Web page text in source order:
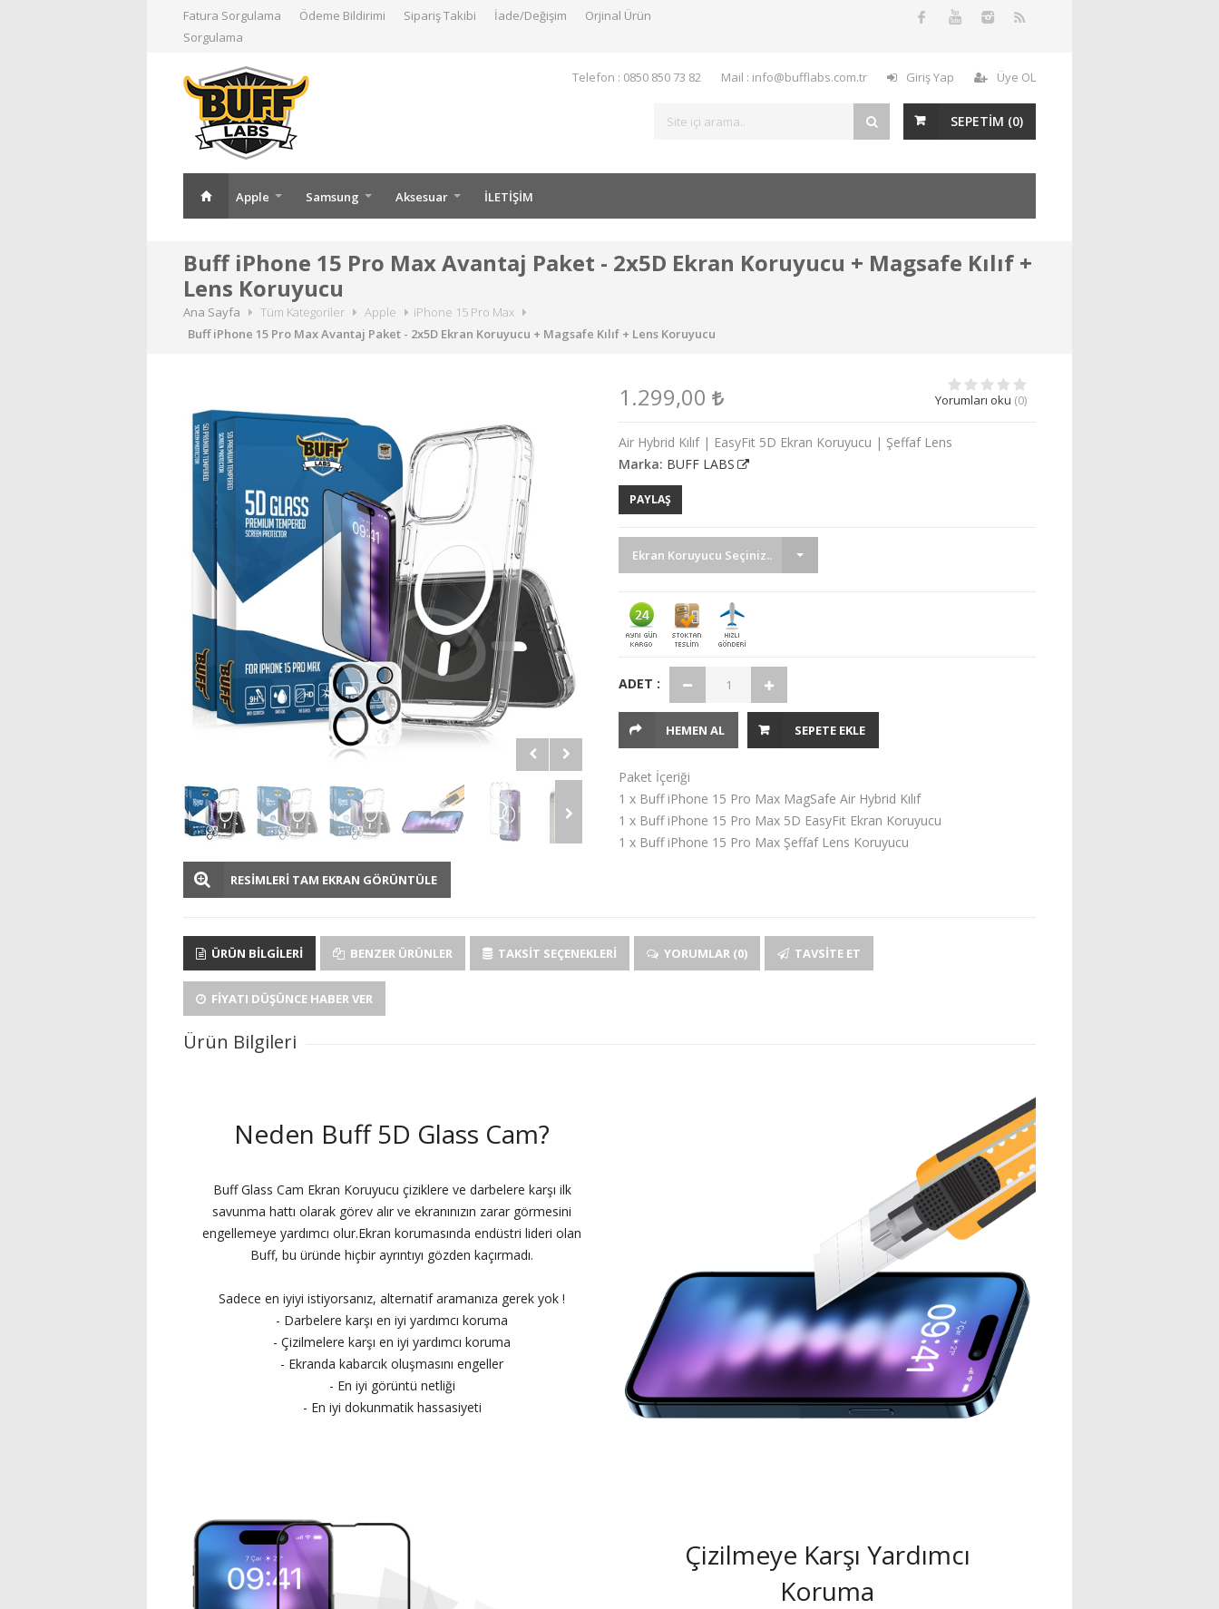
Fatura Sorgulama Ödeme Bildirimi Sipariş Takibi İade/Değişim
Orjinal Ürün
Sorgulama
Telefon : 0850 850 73 82 Mail : info@bufflabs.com.tr Giriş Yap Üye OL
SEPETİM (0)
Apple Samsung Aksesuar İLETİŞİM
Buff iPhone 15 Pro Max Avantaj Paket - 2x5D Ekran Koruyucu + Magsafe Kılıf +
Lens Koruyucu
Ana Sayfa Tüm Kategoriler Apple
iPhone 15 Pro Max
Buff iPhone 15 Pro Max Avantaj Paket - 2x5D Ekran Koruyucu + Magsafe Kılıf + Lens Koruyucu
RESİMLERİ TAM EKRAN GÖRÜNTÜLE
1.299,00 Yorumları oku (0)
Air Hybrid Kılıf | EasyFit 5D Ekran Koruyucu | Şeffaf Lens
Marka: BUFF LABS
PAYLAŞ
Ekran Koruyucu Seçiniz..
ADET :
HEMEN AL SEPETE EKLE
Paket İçeriği
1 x Buff iPhone 15 Pro Max MagSafe Air Hybrid Kılıf
1 x Buff iPhone 15 Pro Max 5D EasyFit Ekran Koruyucu
1 x Buff iPhone 15 Pro Max Şeffaf Lens Koruyucu
ÜRÜN BILGILERI BENZER ÜRÜNLER TAKSIT SEÇENEKLERI YORUMLAR (0) TAVSITE ET
FIYATI DÜŞÜNCE HABER VER
Ürün Bilgileri
Neden Buff 5D Glass Cam?
Buff Glass Cam Ekran Koruyucu çiziklere ve darbelere karşı ilk
savunma hattı olarak görev alır ve ekranınızın zarar görmesini
engellemeye yardımcı olur.Ekran korumasında endüstri lideri olan
Buff, bu üründe hiçbir ayrıntıyı gözden kaçırmadı.
Sadece en iyiyi istiyorsanız, alternatif aramanıza gerek yok !
- Darbelere karşı en iyi yardımcı koruma
- Çizilmelere karşı en iyi yardımcı koruma
- Ekranda kabarcık oluşmasını engeller
- En iyi görüntü netliği
- En iyi dokunmatik hassasiyeti
Çizilmeye Karşı Yardımcı
Koruma